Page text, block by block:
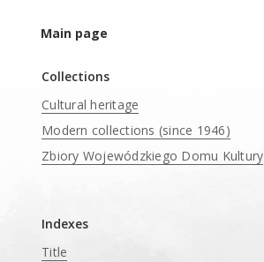
Main page
Collections
Cultural heritage
Modern collections (since 1946)
Zbiory Wojewódzkiego Domu Kultury
Indexes
Title